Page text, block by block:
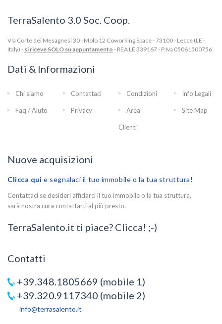
TerraSalento 3.0 Soc. Coop.
Via Corte dei Mesagnesi 30 - Molo 12 Coworking Space - 73100 - Lecce (LE -
Italy) - si riceve SOLO su appuntamento - REA LE 339167 - P.Iva 05061500756
Dati & Informazioni
Chi siamo Contattaci Condizioni Info Legali
Faq / Aiuto Privacy Area
Clienti
Site Map
Nuove acquisizioni
Clicca qui e segnalaci il tuo immobile o la tua struttura!
Contattaci se desideri affidarci il tuo immobile o la tua struttura,
sarà nostra cura contattarti al più presto.
TerraSalento.it ti piace? Clicca! ;-)
Contatti
+39.348.1805669 (mobile 1)
+39.320.9117340 (mobile 2)
info@terrasalento.it